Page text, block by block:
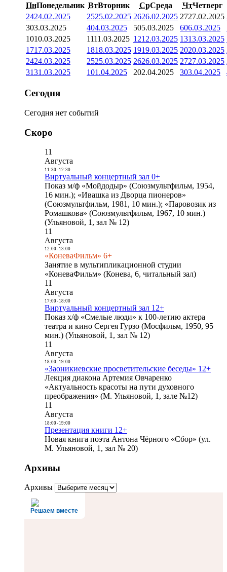
ПнПонедельник ВтВторник СрСреда ЧтЧетверг
2424.02.2025 2525.02.2025 2626.02.2025 2727.02.2025
303.03.2025 404.03.2025 505.03.2025 606.03.2025
1010.03.2025 1111.03.2025 1212.03.2025 1313.03.2025
1717.03.2025 1818.03.2025 1919.03.2025 2020.03.2025
2424.03.2025 2525.03.2025 2626.03.2025 2727.03.2025
3131.03.2025 101.04.2025 202.04.2025 303.04.2025
Сегодня
Сегодня нет событий
Скоро
11
Августа
11:30- 12:30
Виртуальный концертный зал 0+
Показ м/ф «Мойдодыр» (Союзмультфильм, 1954,
16 мин.); «Ивашка из Дворца пионеров»
(Союзмультфильм, 1981, 10 мин.); «Паровозик из
Ромашкова» (Союзмультфильм, 1967, 10 мин.)
(Ульяновой, 1, зал № 12)
11
Августа
12:00- 13:00
«КоневаФильм» 6+
Занятие в мультипликационной студии
«КоневаФильм» (Конева, 6, читальный зал)
11
Августа
17:00- 18:00
Виртуальный концертный зал 12+
Показ х/ф «Смелые люди» к 100-летию актера
театра и кино Сергея Гурзо (Мосфильм, 1950, 95
мин.) (Ульяновой, 1, зал № 12)
11
Августа
18:00- 19:00
«Заоникиевские просветительские беседы» 12+
Лекция диакона Артемия Овчаренко
«Актуальность красоты на пути духовного
преображения» (М. Ульяновой, 1, зале №12)
11
Августа
18:00- 19:00
Презентация книги 12+
Новая книга поэта Антона Чёрного «Сбор» (ул.
М. Ульяновой, 1, зал № 20)
Архивы
Архивы
Решаем вместе